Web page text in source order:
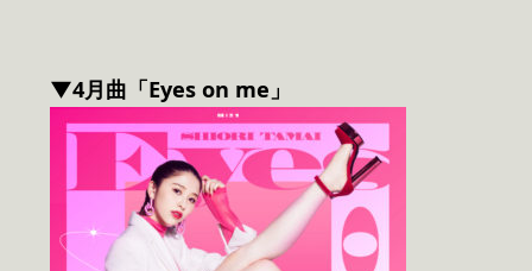
▼4月曲「Eyes on me」